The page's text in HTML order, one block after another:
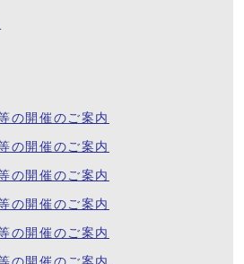
の開催のご案内
の開催のご案内
の開催のご案内
の開催のご案内
の開催のご案内